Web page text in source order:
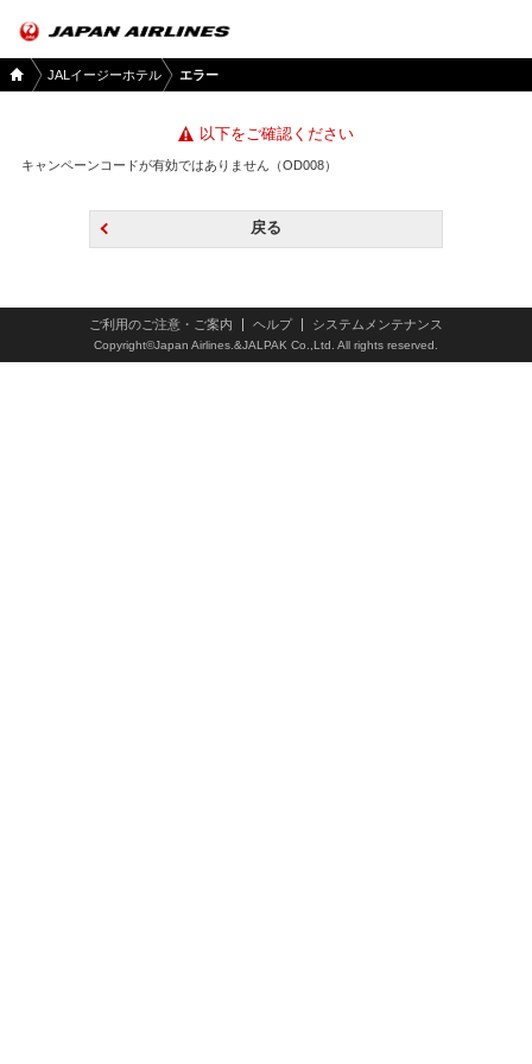
国内
ツア
JALイージーホテル エラー
以下をご確認ください
キャンペーンコードが有効ではありません（OD008）
戻る
ご利用のご注意・ご案内 ヘルプ システムメンテナンス
Copyright©Japan Airlines.&JALPAK Co.,Ltd. All rights reserved.